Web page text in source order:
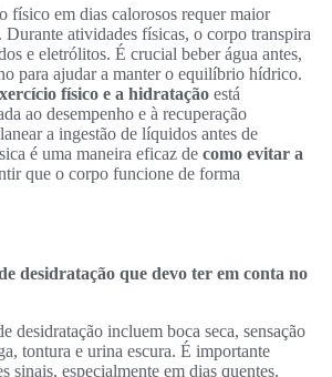
físico em dias calorosos requer maior
Durante atividades físicas, o corpo transpira
e eletrólitos. É crucial beber água antes,
para ajudar a manter o equilíbrio hídrico.
físico e a hidratação está
ao desempenho e à recuperação
a ingestão de líquidos antes de
é uma maneira eficaz de como evitar a
que o corpo funcione de forma
desidratação que devo ter em conta no
desidratação incluem boca seca, sensação
tontura e urina escura. É importante
sinais, especialmente em dias quentes.